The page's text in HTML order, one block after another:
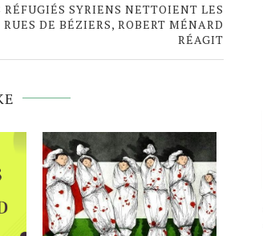
RÉFUGIÉS SYRIENS NETTOIENT LES
RUES DE BÉZIERS, ROBERT MÉNARD
RÉAGIT